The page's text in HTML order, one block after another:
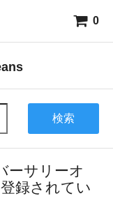
0
検索
ーサリーオ
録されてい